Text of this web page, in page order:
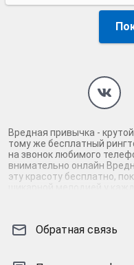
Вредная привычка -
тому же бесплатный
на звонок любимого
внимательно онлайн
эту красоту бесплатно,
шикарной мелодией у
первым, кто скачает
нарезку mp3 песни на
Обратная связь